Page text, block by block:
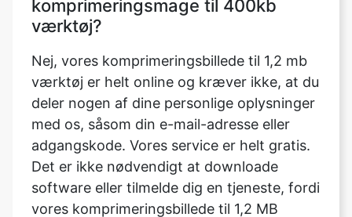
værktøj er helt online og kræver ikke, at du
deler nogen af dine personlige oplysninger
med os, såsom din e-mail-adresse eller
adgangskode. Vores service er helt gratis.
Det er ikke nødvendigt at downloade
software eller tilmelde dig en tjeneste, fordi
vores komprimeringsbillede til 1,2 MB
værktøj gemmes lokalt i din webbrowser.